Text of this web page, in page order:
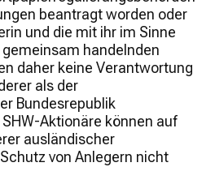
beantragt worden oder
und die mit ihr im Sinne
gemeinsam handelnden
daher keine Verantwortung
als der
Bundesrepublik
Aktionäre können auf
ausländischer
von Anlegern nicht